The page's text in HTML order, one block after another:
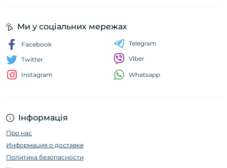
Інформація
Про нас
Информация о доставке
Политика безопасности
Ми у соціальних мережах
Facebook
Twitter
Instagram
Telegram
Viber
Whatsapp